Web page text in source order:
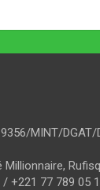
MINT/
Millionnaire,
/ +221 77 789 05